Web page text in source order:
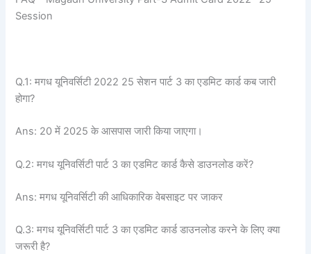
Session
Q.1: मगध यूनिवर्सिटी 2022 25 सेशन पार्ट 3 का एडमिट कार्ड कब जारी
होगा?
Ans: 20 में 2025 के आसपास जारी किया जाएगा।
Q.2: मगध यूनिवर्सिटी पार्ट 3 का एडमिट कार्ड कैसे डाउनलोड करें?
Ans: मगध यूनिवर्सिटी की आधिकारिक वेबसाइट पर जाकर
Q.3: मगध यूनिवर्सिटी पार्ट 3 का एडमिट कार्ड डाउनलोड करने के लिए क्या
जरूरी है?